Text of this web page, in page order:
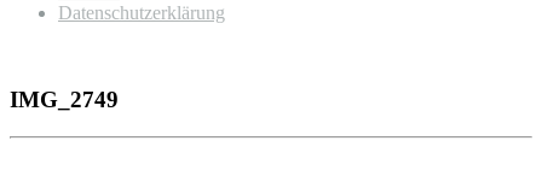
Datenschutzerklärung
IMG_2749